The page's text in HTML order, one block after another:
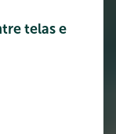
telas e